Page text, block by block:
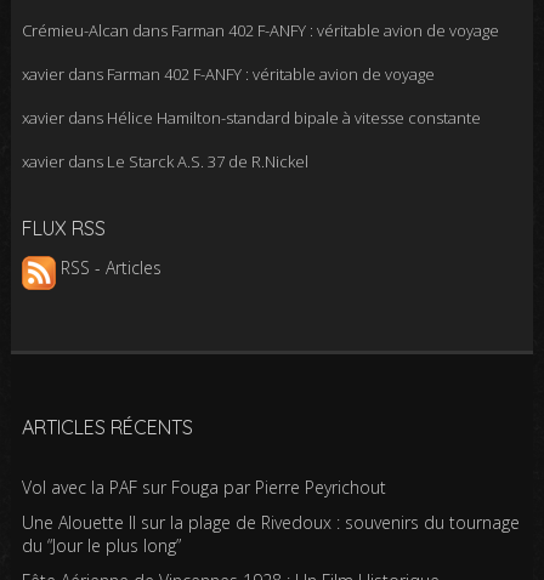
Crémieu-Alcan dans Farman 402 F-ANFY : véritable avion de voyage
xavierdans Farman 402 F-ANFY : véritable avion de voyage
xavierdans Hélice Hamilton-standard bipale à vitesse constante
xavierdans Le Starck A.S. 37 de R.Nickel
FLUX RSS
RSS - Articles
ARTICLES RÉCENTS
Vol avec la PAF sur Fouga par Pierre Peyrichout
Une Alouette II sur la plage de Rivedoux : souvenirs du tournage
du “Jour le plus long”